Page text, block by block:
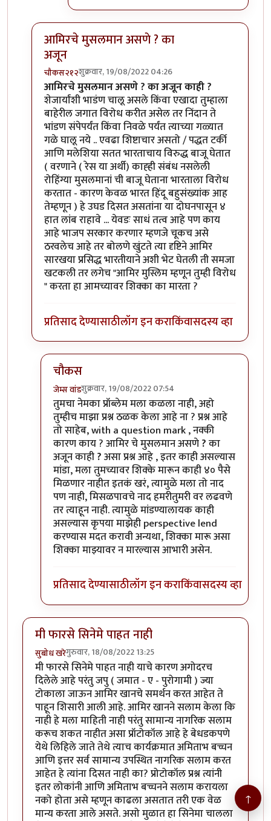
आमिरचे मुसलमान असणे ? का
अजून
चौकस२१२शुक्रवार, 19/08/2022 04:26
In reply toएक प्रश्न पडला आहेbyजेम्स वांड
आमिरचे मुसलमान असणे ? का अजून काही ?
शेजार्यांशी भाडंण चालू असले किंवा एखादा तुम्हाला
बाहेरील जगात विरोध करीत असेल तर निंदान ते
भांडण संपेपर्यंत किंवा निवळे पर्यंत त्याच्या गळ्यात
गळे घालू नये .. एवढा शिष्टाचार असतो / पद्धत टर्की
आणि मलेशिया सतत भारताचाय विरुद्ध बाजू घेतात
( वरणाने ( रेस या अर्थी) काह्ही संबंध नसलेली
रोहिंग्या मुसलमानां ची बाजू घेताना भारताला विरोध
करतात - कारण केवळ भारत हिंदू बहुसंख्यांक आह
तेम्हणून ) हे उघड दिसत असतांना या दोघनपासून ४
हात लांब राहावे ... येवडः साधं तत्व आहे पण काय
आहे भाजप सरकार करणार म्हणजे चूकच असे
ठरवलेच आहे तर बोलणे खुंटते त्या दृष्टिने आमिर
सारखया प्रसिद्ध भारतीयाने अशी भेट घेतली ती समजा
खटकली तर लगेच "आमिर मुस्लिम म्हणून तुम्ही विरोध
" करता हा आमच्यावर शिक्का का मारता ?
प्रतिसाद देण्यासाठीलॉग इन कराकिंवासदस्य व्हा
चौकस
जेम्स वांडशुक्रवार, 19/08/2022 07:54
In reply toआमिरचे मुसलमान असणे ? का अजून
तुमचा नेमका प्रॉब्लेम मला कळला नाही, अहो
तुम्हीच माझा प्रश्न ठळक केला आहे ना ? प्रश्न आहे
तो साहेब, with a question mark , नक्की
कारण काय ? आमिर चे मुसलमान असणे?का
अजून काही?असा प्रश्न आहे , इतर काही असल्यास
मांडा, मला तुमच्यावर शिक्के मारून काही ४० पैसे
मिळणार नाहीत इतकं खरं, त्यामुळे मला तो नाद
पण नाही, मिसळपावचे नाद हमरीतुमरी वर लढवणे
तर त्याहून नाही. त्यामुळे मांडण्यालायक काही
असल्यास कृपया माझेही perspective lend
करण्यास मदत करावी अन्यथा, शिक्का मारू असा
शिक्का माझ्यावर न मारल्यास आभारी असेन.
प्रतिसाद देण्यासाठीलॉग इन कराकिंवासदस्य व्हा
मी फारसे सिनेमे पाहत नाही
सुबोध खरेगुरुवार, 18/08/2022 13:25
मी फारसे सिनेमे पाहत नाही याचे कारण अगोदरच
दिलेले आहे परंतु जपु ( जमात - ए - पुरोगामी ) ज्या
टोकाला जाऊन आमिर खानचे समर्थन करत आहेत ते
पाहून शिसारी आली आहे. आमिर खानने सलाम केला कि
नाही हे मला माहिती नाही परंतु सामान्य नागरिक सलाम
करूच शकत नाहीत असा प्रॉटोकॉल आहे हे बेधडकपणे
येथे लिहिले जाते तेथे त्याच कार्यक्रमात अमिताभ बच्चन
आणि इत्तर सर्व सामान्य उपस्थित नागरिक सलाम करत
आहेत हे त्यांना दिसत नाही का? प्रोटोकॉल प्रश्न त्यांनी
इतर लोकांनी आणि अमिताभ बच्चनने सलाम करायला
नको होता असे म्हणून काढला असतात तरी एक वेळ
मान्य करता आले असते. असो मुळात हा सिनेमा चालला
↑